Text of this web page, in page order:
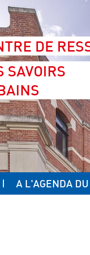
DE
SAVOIRS
A L'AGENDA